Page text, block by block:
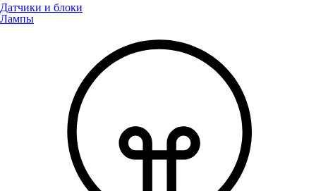
Датчики и блоки
Лампы